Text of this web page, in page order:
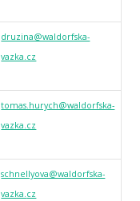
druzina@waldorfska-
vazka.cz
tomas.hurych@waldorfska-
vazka.cz
schnellyova@waldorfska-
vazka.cz